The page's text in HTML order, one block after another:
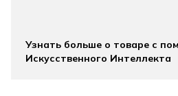
Узнать больше о товаре с
Искусственного Интеллекта